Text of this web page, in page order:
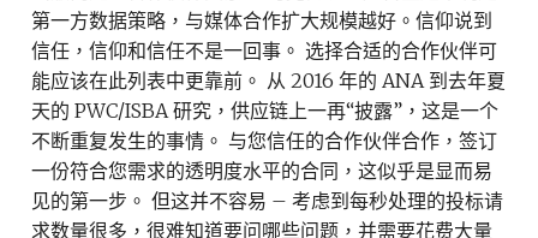
第一方数据策略，与媒体合作扩大规模越好。信仰说到
信任，信仰和信任不是一回事。 选择合适的合作伙伴可
能应该在此列表中更靠前。 从 2016 年的 ANA 到去年夏
天的 PWC/ISBA 研究，供应链上一再“披露”，这是一个
不断重复发生的事情。 与您信任的合作伙伴合作，签订
一份符合您需求的透明度水平的合同，这似乎是显而易
见的第一步。 但这并不容易 – 考虑到每秒处理的投标请
求数量很多，很难知道要问哪些问题，并需要花费大量